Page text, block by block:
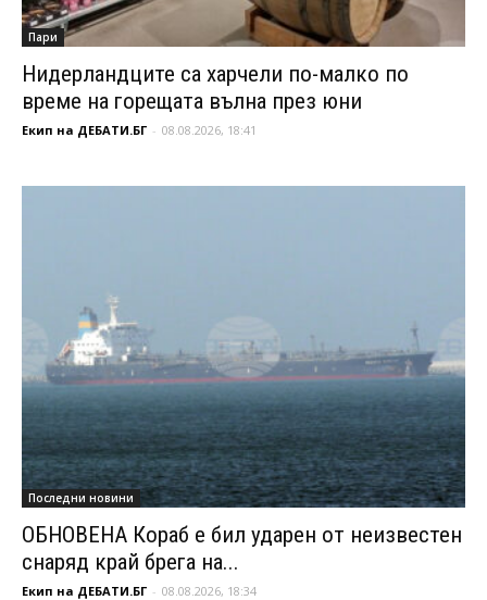
Пари
Нидерландците са харчели по-малко по
време на горещата вълна през юни
Екип на ДЕБАТИ.БГ - 08.08.2026, 18:41
Последни новини
ОБНОВЕНА Кораб е бил ударен от неизвестен
снаряд край брега на...
Екип на ДЕБАТИ.БГ - 08.08.2026, 18:34